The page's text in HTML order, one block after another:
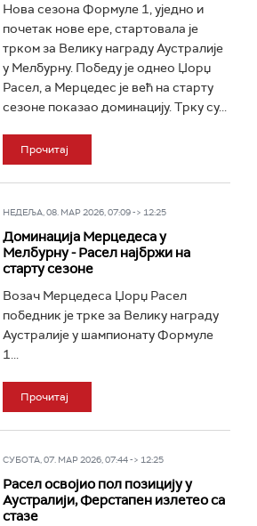
Нова сезона Формуле 1, уједно и
почетак нове ере, стартовала је
трком за Велику награду Аустралије
у Мелбурну. Победу је однео Џорџ
Расел, а Мерцедес је већ на старту
сезоне показао доминацију. Трку су...
Прочитај
НЕДЕЉА, 08. МАР 2026, 07:09 -> 12:25
Доминација Мерцедеса у
Мелбурну - Расел најбржи на
старту сезоне
Возач Мерцедеса Џорџ Расел
победник је трке за Велику награду
Аустралије у шампионату Формуле
1...
Прочитај
СУБОТА, 07. МАР 2026, 07:44 -> 12:25
Расел освојио пол позицију у
Аустралији, Ферстапен излетео са
стазе